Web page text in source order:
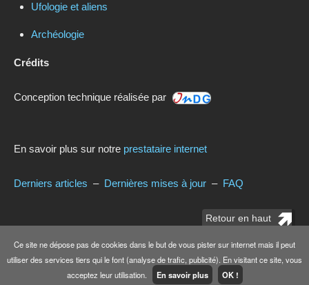
Ufologie et aliens
Archéologie
Crédits
Conception technique réalisée par
En savoir plus sur notre prestataire internet
Derniers articles – Dernières mises à jour – FAQ
Retour en haut
© Copyrightwww.dramatic.fr2020. Tous droits réservés.
Charte d'utilisation & Conditions
Ce site ne dépose pas de cookies dans le but de vous pister sur internet mais il peut
utiliser des services tiers qui le font (analyse de trafic, publicité). En visitant ce site, vous
acceptez leur utilisation.
En savoir plus OK !